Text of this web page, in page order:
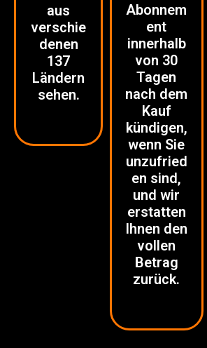
aus
verschie
denen
137
Ländern
sehen.
Abonnem
ent
innerhalb
von 30
Tagen
nach dem
Kauf
kündigen,
wenn Sie
unzufried
en sind,
und wir
erstatten
Ihnen den
vollen
Betrag
zurück.